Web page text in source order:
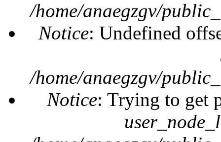
/home/anaegzgv/
Notice: Undefined
/home/anaegzgv/
Notice: Trying to get